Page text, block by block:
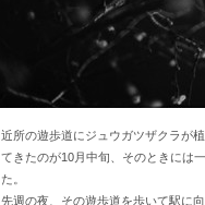
近所の遊歩道にジュウガツザクラが
てきたのが10月中旬、そのときには
た。
先週の夜、その遊歩道を歩いて駅に